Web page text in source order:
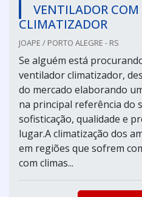
VENTILADOR
CLIMATIZADOR
JOAPE / PORTO ALEGRE - RS
Se alguém está
ventilador climatizador,
do mercado elaborando
na principal referência do
sofisticação, qualidade e
lugar.A climatização dos
em regiões que sofrem
com climas...